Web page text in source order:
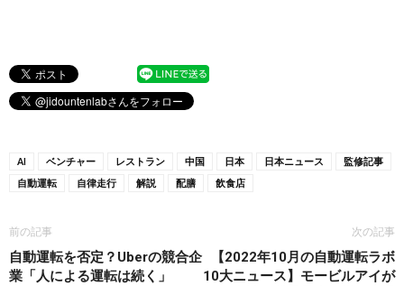
AI ベンチャー レストラン 中国 日本 日本ニュース
監修記事
自動運転
自律走行 解説 配膳 飲食店
前の記事
自動運転を否定？Uberの競合企
業「人による運転は続く」
次の記事
【2022年10月の自動運転ラボ
10大ニュース】モービルアイが